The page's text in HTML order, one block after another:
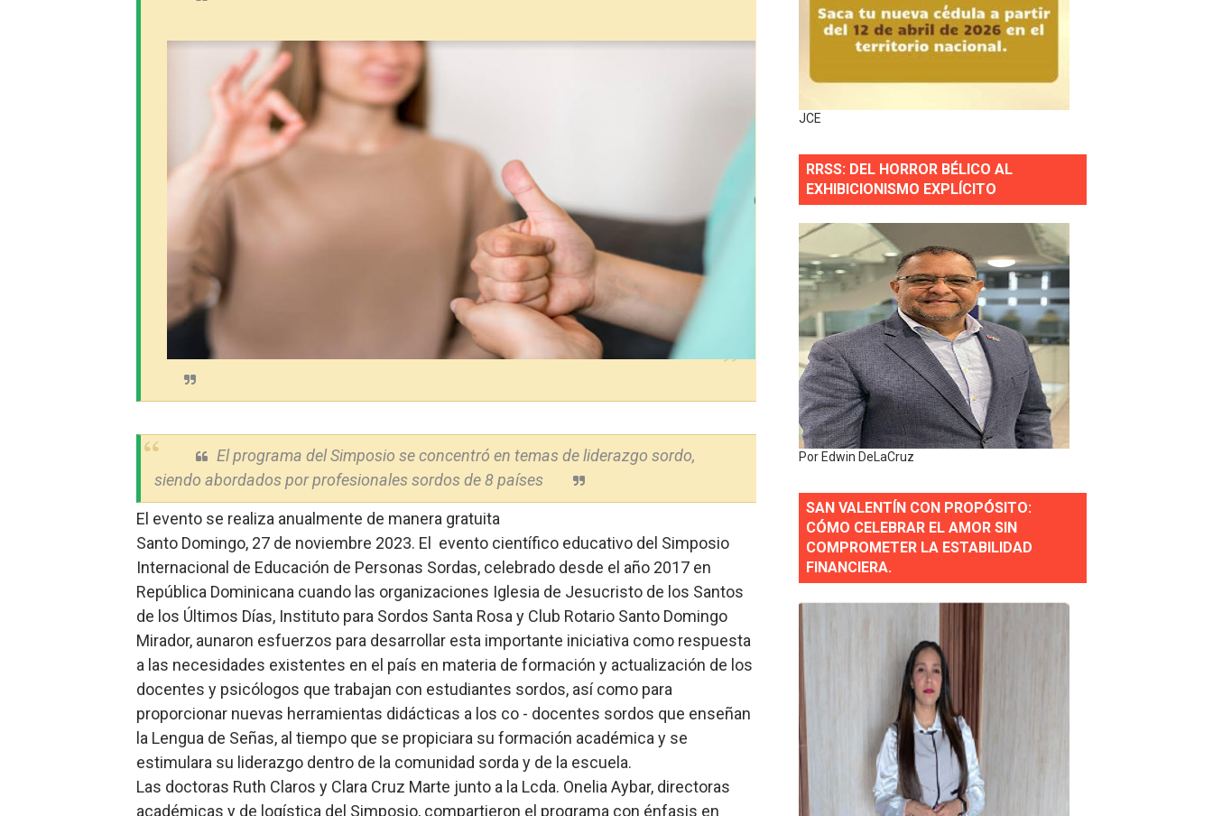
Hipótesis policial sobre atentado a balazos en la avenida Abraham Lincoln y fallecer horas después
CESDN urge fortalecer el sistema eléctrico ante constantes apagones en Santo Domingo Norte
Cacerolazos, gomas quemadas y bombas lagrimógenas: Tensión en la Fernández Domínguez por apagones en Cayenas y Residencial Amalia
Roberto Ángel Salcedo anuncia festival cultural para la región Este
Roberto Ángel Salcedo anuncia festival cultural para la región Este
Respuesta oportuna de Propeep permite a familia de La Cuaba recuperar su hogar tras incendio
Juramentan a Angelina Biviana Riveiro como nueva vicepresidenta ejecutiva de Fiduciaria Reservas.
DIGEIG y Liga Municipal Dominicana impulsan metas de transparencia
Tribunal Superior Administrativo anula permisos urbanísticos del proyecto Everest Tower en Piantini
JCE flexibiliza renovación de cédula: adiós al orden por mes de nacimiento en municipios pequeños
Restaurante Amigos es reconocido por sus cuatro décadas de excelencia en el sector gastronómico
Banco Popular escala 17 posiciones en los mil mejores bancos del mundo
SNS y el SRSO actualizan Manual de Comunicación Interna y Externa para fortalecer gestión comunicacional en salud
Osiris de León responde a Roberto Tineo y a Yeisy por sus críticas destempladas sobre Presa de Guaiguí: "Es ignorancia supina"
DGPCF: 55 años sembrando desarrollo y fortaleciendo la frontera dominicana
El programa del Simposio se concentró en temas de liderazgo sordo,
siendo abordados por profesionales sordos de 8 países
El evento se realiza anualmente de manera gratuita
Santo Domingo, 27 de noviembre 2023. El evento científico educativo del Simposio
Internacional de Educación de Personas Sordas, celebrado desde el año 2017 en
República Dominicana cuando las organizaciones Iglesia de Jesucristo de los Santos
de los Últimos Días, Instituto para Sordos Santa Rosa y Club Rotario Santo Domingo
Mirador, aunaron esfuerzos para desarrollar esta importante iniciativa como respuesta
a las necesidades existentes en el país en materia de formación y actualización de los
docentes y psicólogos que trabajan con estudiantes sordos, así como para
proporcionar nuevas herramientas didácticas a los co - docentes sordos que enseñan
la Lengua de Señas, al tiempo que se propiciara su formación académica y se
estimulara su liderazgo dentro de la comunidad sorda y de la escuela.
Las doctoras Ruth Claros y Clara Cruz Marte junto a la Lcda. Onelia Aybar, directoras
académicas y de logística del Simposio, compartieron el programa con énfasis en
JCE
RRSS: DEL HORROR BÉLICO AL
EXHIBICIONISMO EXPLÍCITO
Por Edwin DeLaCruz
SAN VALENTÍN CON PROPÓSITO:
CÓMO CELEBRAR EL AMOR SIN
COMPROMETER LA ESTABILIDAD
FINANCIERA.